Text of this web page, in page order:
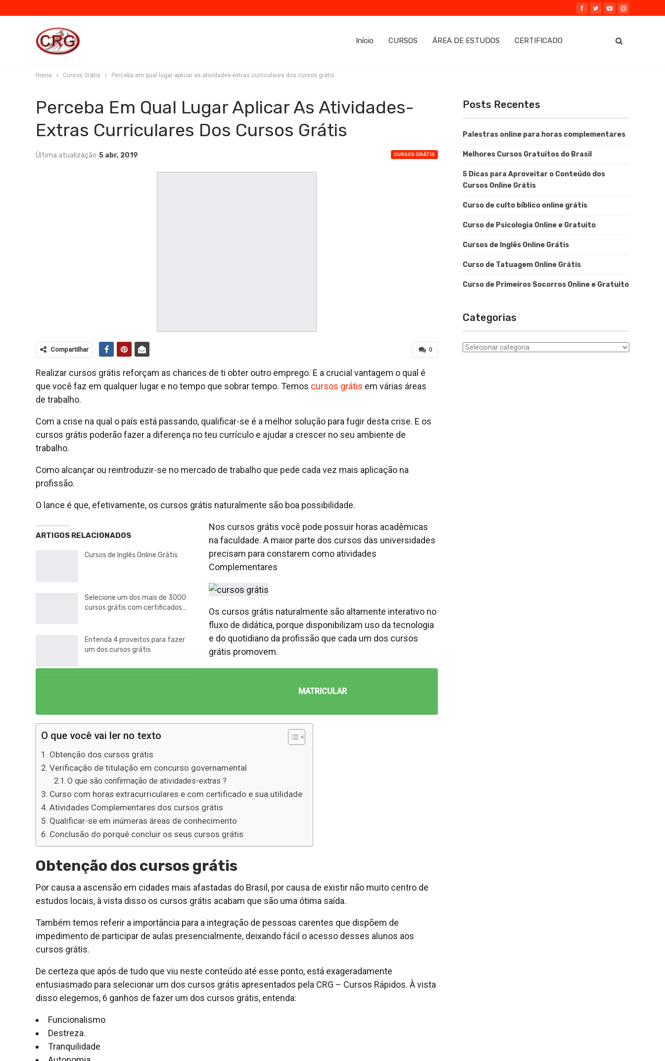
Início CURSOS ÁREA DE ESTUDOS CERTIFICADO
Home Cursos Grátis Perceba em qual lugar aplicar as atividades-extras curriculares dos cursos grátis
Perceba Em Qual Lugar Aplicar As Atividades-
Extras Curriculares Dos Cursos Grátis
CURSOS GRÁTIS
Última atualização 5 abr, 2019
0
Compartilhar
Realizar cursos grátis reforçam as chances de ti obter outro emprego. E a crucial vantagem o qual é
que você faz em qualquer lugar e no tempo que sobrar tempo. Temos cursos grátis em várias áreas
de trabalho.
Com a crise na qual o país está passando, qualificar-se é a melhor solução para fugir desta crise. E os
cursos grátis poderão fazer a diferença no teu currículo e ajudar a crescer no seu ambiente de
trabalho.
Como alcançar ou reintroduzir-se no mercado de trabalho que pede cada vez mais aplicação na
profissão.
O lance é que, efetivamente, os cursos grátis naturalmente são boa possibilidade.
ARTIGOS RELACIONADOS
Cursos de Inglês Online Grátis
Selecione um dos mais de 3000
cursos grátis com certificados…
Entenda 4 proveitos para fazer
um dos cursos grátis
Nos cursos grátis você pode possuir horas acadêmicas
na faculdade. A maior parte dos cursos das universidades
precisam para constarem como atividades
Complementares
Os cursos grátis naturalmente são altamente interativo no
fluxo de didática, porque disponibilizam uso da tecnologia
e do quotidiano da profissão que cada um dos cursos
grátis promovem.
MATRICULAR
O que você vai ler no texto
Obtenção dos cursos grátis
Verificação de titulação em concurso governamental
O que são confirmação de atividades-extras ?
Curso com horas extracurriculares e com certificado e sua utilidade
Atividades Complementares dos cursos grátis
Qualificar-se em inúmeras áreas de conhecimento
Conclusão do porquê concluir os seus cursos grátis
Obtenção dos cursos grátis
Por causa a ascensão em cidades mais afastadas do Brasil, por causa de existir não muito centro de
estudos locais, à vista disso os cursos grátis acabam que são uma ótima saída.
Também temos referir a importância para a integração de pessoas carentes que dispõem de
impedimento de participar de aulas presencialmente, deixando fácil o acesso desses alunos aos
cursos grátis.
De certeza que após de tudo que viu neste conteúdo até esse ponto, está exageradamente
entusiasmado para selecionar um dos cursos grátis apresentados pela CRG – Cursos Rápidos. À vista
disso elegemos, 6 ganhos de fazer um dos cursos grátis, entenda:
Funcionalismo
Destreza.
Tranquilidade
Posts Recentes
Palestras online para horas complementares
Melhores Cursos Gratuitos do Brasil
5 Dicas para Aproveitar o Conteúdo dos
Cursos Online Grátis
Curso de culto bíblico online grátis
Curso de Psicologia Online e Gratuito
Cursos de Inglês Online Grátis
Curso de Tatuagem Online Grátis
Curso de Primeiros Socorros Online e Gratuito
Categorias
Categorias